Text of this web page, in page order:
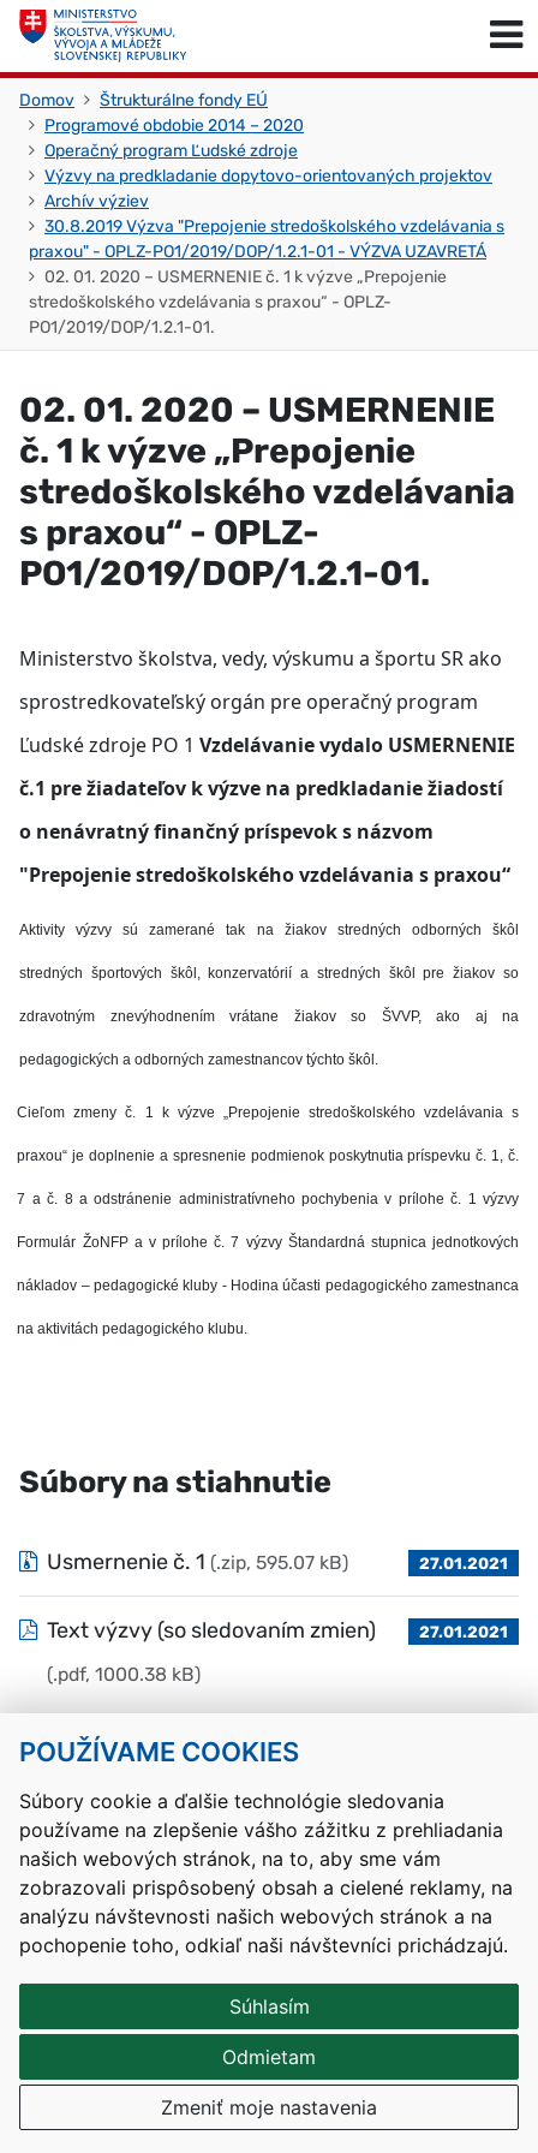
POUŽÍVAME COOKIES
Súbory cookie a ďalšie technológie sledovania
používame na zlepšenie vášho zážitku z prehliadania
našich webových stránok, na to, aby sme vám
zobrazovali prispôsobený obsah a cielené reklamy, na
analýzu návštevnosti našich webových stránok a na
pochopenie toho, odkiaľ naši návštevníci prichádzajú.
Súhlasím
Odmietam
Zmeniť moje nastavenia
Skočiť na obsah
Domov
Štrukturálne fondy EÚ
Programové obdobie 2014 – 2020
Operačný program Ľudské zdroje
Výzvy na predkladanie dopytovo-orientovaných projektov
Archív výziev
30.8.2019 Výzva "Prepojenie stredoškolského vzdelávania s
praxou" - OPLZ-PO1/2019/DOP/1.2.1-01 - VÝZVA UZAVRETÁ
02. 01. 2020 – USMERNENIE č. 1 k výzve „Prepojenie
stredoškolského vzdelávania s praxou“ - OPLZ-
PO1/2019/DOP/1.2.1-01.
02. 01. 2020 – USMERNENIE
č. 1 k výzve „Prepojenie
stredoškolského vzdelávania
s praxou“ - OPLZ-
PO1/2019/DOP/1.2.1-01.
Ministerstvo školstva, vedy, výskumu a športu SR ako
sprostredkovateľský orgán pre operačný program
Ľudské zdroje PO 1 Vzdelávanie vydalo USMERNENIE
č.1 pre žiadateľov k výzve na predkladanie žiadostí
o nenávratný finančný príspevok s názvom
"Prepojenie stredoškolského vzdelávania s praxou“
Aktivity výzvy sú zamerané tak na žiakov stredných odborných škôl
stredných športových škôl, konzervatórií a stredných škôl pre žiakov so
zdravotným znevýhodnením vrátane žiakov so ŠVVP, ako aj na
pedagogických a odborných zamestnancov týchto škôl.
Cieľom zmeny č. 1 k výzve „Prepojenie stredoškolského vzdelávania s
praxou“ je doplnenie a spresnenie podmienok poskytnutia príspevku č. 1, č.
7 a č. 8 a odstránenie administratívneho pochybenia v prílohe č. 1 výzvy
Formulár ŽoNFP a v prílohe č. 7 výzvy Štandardná stupnica jednotkových
nákladov – pedagogické kluby - Hodina účasti pedagogického zamestnanca
na aktivitách pedagogického klubu.
Súbory na stiahnutie
Usmernenie č. 1 (.zip, 595.07 kB) 27.01.2021
Text výzvy (so sledovaním zmien)
(.pdf, 1000.38 kB)
27.01.2021
Skočiť na začiatok stránky
Kontakty Mapa stránky RSS
Vyhlásenie o prístupnosti
Nastavenia cookies
Prevádzkovateľom služby je Ministerstvo školstva, výskumu,
vývoja a mládeže Slovenskej republiky.